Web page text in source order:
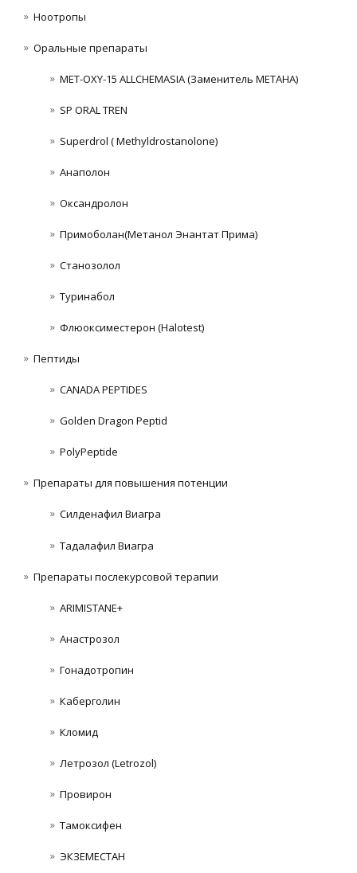
Ноотропы
Оральные препараты
MET-OXY-15 ALLCHEMASIA (Заменитель МЕТАНА)
SP ORAL TREN
Superdrol ( Methyldrostanolone)
Анаполон
Оксандролон
Примоболан(Метанол Энантат Прима)
Станoзолол
Туринабол
Флюоксиместерон (Halotest)
Пептиды
CANADA PEPTIDES
Golden Dragon Peptid
PolyPeptide
Препараты для повышения потенции
Силденафил Виагра
Тадалафил Виагра
Препараты послекурсовой терапии
ARIMISTANE+
Анастрозол
Гонадотропин
Каберголин
Кломид
Летрозол (Letrozol)
Провирон
Тамоксифен
ЭКЗЕМЕСТАН